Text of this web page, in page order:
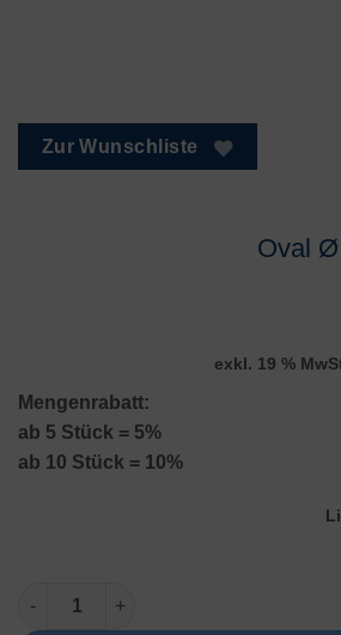
Zur Wunschliste
Oval
exkl. 19 %
Mengenrabatt:
ab 5 Stück = 5%
ab 10 Stück = 10%
Oval Ø 6.00 - 3.00mm Menge